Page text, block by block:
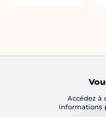
Accédez à
informations